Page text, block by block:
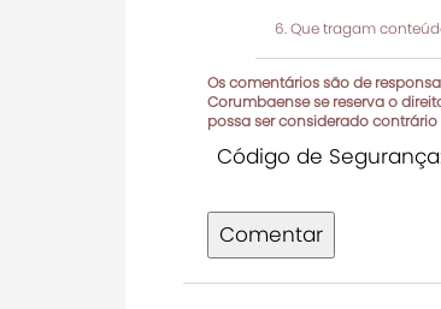
Que tragam
Os comentários são de
Corumbaense se reserva o
possa ser considerado
Código de
Comentar